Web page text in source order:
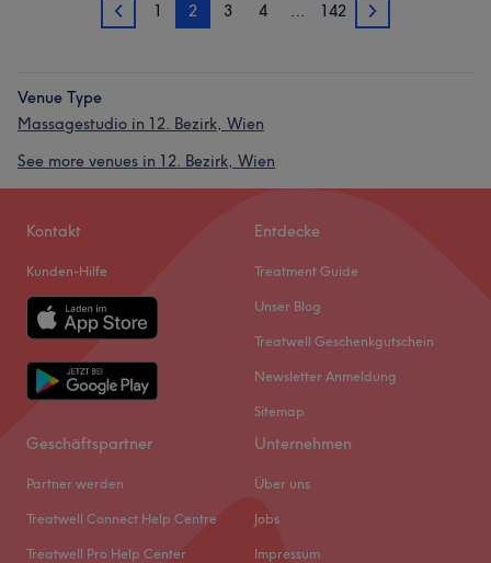
1 1 2 3 4 … 142 3
Venue Type
Massagestudio in 12. Bezirk, Wien
See more venues in 12. Bezirk, Wien
Kontakt
Kunden-Hilfe
Entdecke
Treatment Guide
Unser Blog
Treatwell Geschenkgutschein
Newsletter Anmeldung
Sitemap
Geschäftspartner
Partner werden
Treatwell Connect Help Centre
Treatwell Pro Help Center
Unternehmen
Über uns
Jobs
Impressum